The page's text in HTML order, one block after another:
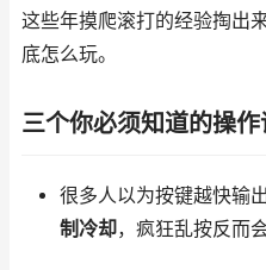
这些年摸爬滚打的经验掏出
底怎么玩。
三个你必须知道的操作
很多人以为按键越快输
制冷却，疯狂乱按反而